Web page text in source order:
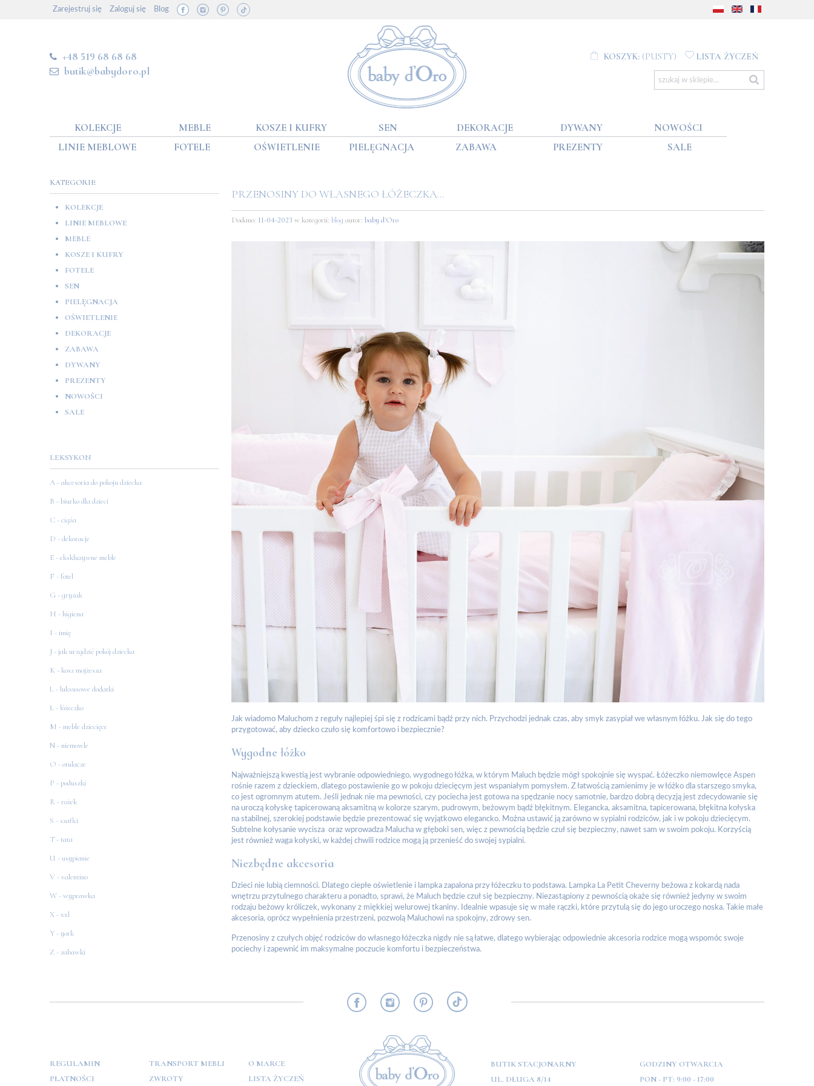
Zarejestruj się Zaloguj się Blog
+48 519 68 68 68
butik@babydoro.pl
KOSZYK: (PUSTY) LISTA ŻYCZEŃ
KOLEKCJE MEBLE KOSZE I KUFRY SEN DEKORACJE DYWANY
NOWOŚCI
LINIE MEBLOWE
FOTELE OŚWIETLENIE PIELĘGNACJA ZABAWA PREZENTY SALE
KATEGORIE
KOLEKCJE
LINIE MEBLOWE
MEBLE
KOSZE I KUFRY
FOTELE
SEN
PIELĘGNACJA
OŚWIETLENIE
DEKORACJE
ZABAWA
DYWANY
PREZENTY
NOWOŚCI
SALE
LEKSYKON
A - akcesoria do pokoju dziecka
B - biurko dla dzieci
C - ciąża
D - dekoracje
E - ekskluzywne meble
F - fotel
G - gryzak
H - higiena
I - imię
J - jak urządzić pokój dziecka
K - kosz mojżesza
L - luksusowe dodatki
Ł - łóżeczko
M - meble dziecięce
N - niemowle
O - otulacze
P - poduszki
R - rożek
S - szafki
T - tata
U - usypianie
V - valentino
W - wyprawka
X - xxl
Y - york
Z - zabawki
PRZENOSINY DO WŁASNEGO ŁÓŻECZKA…
Dodano: 11-04-2023 w kategorii: blog autor: baby d'Oro
Jak wiadomo Maluchom z reguły najlepiej śpi się z rodzicami bądź przy nich. Przychodzi jednak czas, aby smyk zasypiał we własnym łóżku. Jak się do tego
przygotować, aby dziecko czuło się komfortowo i bezpiecznie?
Wygodne łóżko
Najważniejszą kwestią jest wybranie odpowiedniego, wygodnego łóżka, w którym Maluch będzie mógł spokojnie się wyspać. Łóżeczko niemowlęce Aspen
rośnie razem z dzieckiem, dlatego postawienie go w pokoju dziecięcym jest wspaniałym pomysłem. Z łatwością zamienimy je w łóżko dla starszego smyka,
co jest ogromnym atutem. Jeśli jednak nie ma pewności, czy pociecha jest gotowa na spędzanie nocy samotnie, bardzo dobrą decyzją jest zdecydowanie się
na uroczą kołyskę tapicerowaną aksamitną w kolorze szarym, pudrowym, beżowym bądź błękitnym. Elegancka, aksamitna, tapicerowana, błękitna kołyska
na stabilnej, szerokiej podstawie będzie prezentować się wyjątkowo elegancko. Można ustawić ją zarówno w sypialni rodziców, jak i w pokoju dziecięcym.
Subtelne kołysanie wycisza oraz wprowadza Malucha w głęboki sen, więc z pewnością będzie czuł się bezpieczny, nawet sam w swoim pokoju. Korzyścią
jest również waga kołyski, w każdej chwili rodzice mogą ją przenieść do swojej sypialni.
Niezbędne akcesoria
Dzieci nie lubią ciemności. Dlatego ciepłe oświetlenie i lampka zapalona przy łóżeczku to podstawa. Lampka La Petit Cheverny beżowa z kokardą nada
wnętrzu przytulnego charakteru a ponadto, sprawi, że Maluch będzie czuł się bezpieczny. Niezastąpiony z pewnością okaże się również jedyny w swoim
rodzaju beżowy króliczek, wykonany z miękkiej welurowej tkaniny. Idealnie wpasuje się w małe rączki, które przytulą się do jego uroczego noska. Takie małe
akcesoria, oprócz wypełnienia przestrzeni, pozwolą Maluchowi na spokojny, zdrowy sen.
Przenosiny z czułych objęć rodziców do własnego łóżeczka nigdy nie są łatwe, dlatego wybierając odpowiednie akcesoria rodzice mogą wspomóc swoje
pociechy i zapewnić im maksymalne poczucie komfortu i bezpieczeństwa.
REGULAMIN
PŁATNOŚCI
TRANSPORT MEBLI
ZWROTY
O MARCE
LISTA ŻYCZEŃ
BUTIK STACJONARNY
UL. DŁUGA 8/14
GODZINY OTWARCIA
PON - PT: 9:00 - 17:00